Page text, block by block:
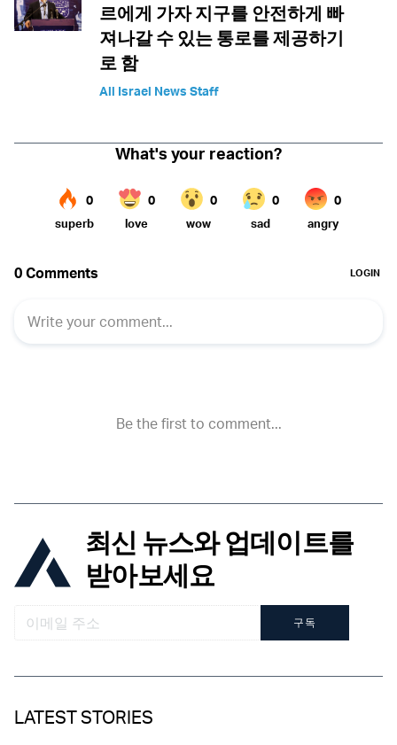
르에게 가자 지구를 안전하게 빠
져나갈 수 있는 통로를 제공하기
로 함
All Israel News Staff
최신 뉴스와 업데이트를
받아보세요
구독
LATEST STORIES